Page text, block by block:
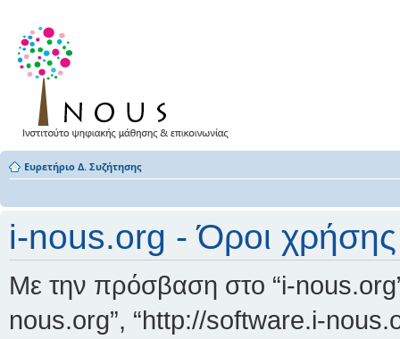
Ευρετήριο Δ. Συζήτησης
i-nous.org - Όροι χρήσης
Με την πρόσβαση στο “i-nous.org”
nous.org”, “http://software.i-